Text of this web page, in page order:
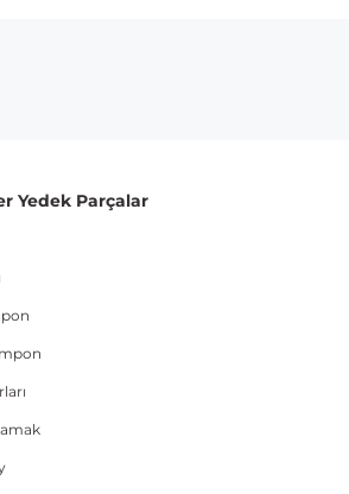
ile uyumluluğu kontrol
Yedek Parçalar